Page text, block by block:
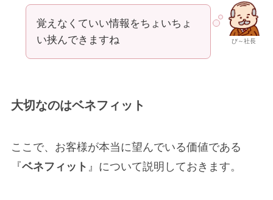
び～社長
覚えなくていい情報をちょいちょ
い挟んできますね
大切なのはベネフィット
ここで、お客様が本当に望んでいる価値である
『ベネフィット 』について説明しておきます。